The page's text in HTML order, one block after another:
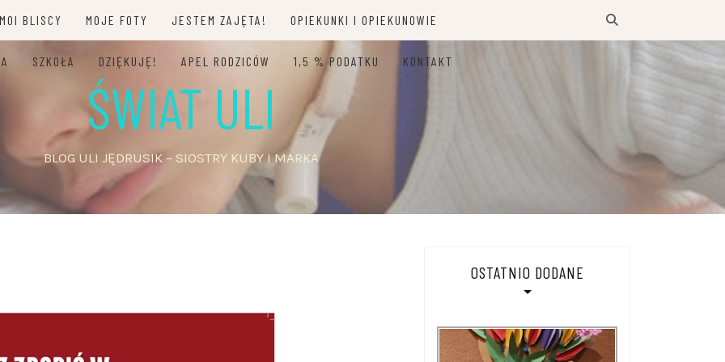
MOI BLISCY MOJE FOTY JESTEM ZAJĘTA! OPIEKUNKI I OPIEKUNOWIE
SZKOŁA DZIĘKUJĘ! APEL RODZICÓW 1,5 % PODATKU KONTAKT
ŚWIAT ULI
BLOG ULI JĘDRUSIK – SIOSTRY KUBY I MARKA
OSTATNIO DODANE